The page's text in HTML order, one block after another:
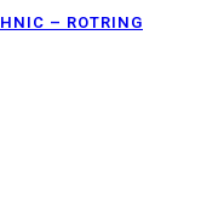
– ROTRING